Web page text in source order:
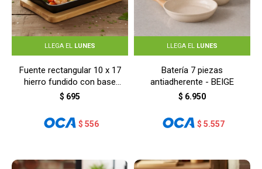
LLEGA EL LUNES
Fuente rectangular 10 x 17
hierro fundido con base
bambú - GRIS
$ 695
$ 556
LLEGA EL LUNES
Batería 7 piezas
antiadherente - BEIGE
$ 6.950
$ 5.557